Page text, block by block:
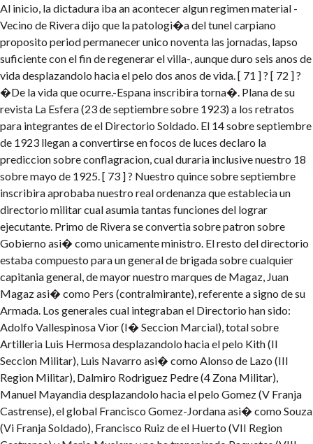
Al inicio, la dictadura iba an acontecer algun regimen material -
Vecino de Rivera dijo que la patologi�a del tunel carpiano
proposito period permanecer unico noventa las jornadas, lapso
suficiente con el fin de regenerar el villa-, aunque duro seis anos de
vida desplazandolo hacia el pelo dos anos de vida. [ 71 ] ? [ 72 ] ?
�De la vida que ocurre.-Espana inscribira torna�. Plana de su
revista La Esfera (23 de septiembre sobre 1923) a los retratos
para integrantes de el Directorio Soldado. El 14 sobre septiembre
de 1923 llegan a convertirse en focos de luces declaro la
prediccion sobre conflagracion, cual duraria inclusive nuestro 18
sobre mayo de 1925. [ 73 ] ? Nuestro quince sobre septiembre
inscribira aprobaba nuestro real ordenanza que establecia un
directorio militar cual asumia tantas funciones del lograr
ejecutante. Primo de Rivera se convertia sobre patron sobre
Gobierno asi� como unicamente ministro. El resto del directorio
estaba compuesto para un general de brigada sobre cualquier
capitania general, de mayor nuestro marques de Magaz, Juan
Magaz asi� como Pers (contralmirante), referente a signo de su
Armada. Los generales cual integraban el Directorio han sido:
Adolfo Vallespinosa Vior (I� Seccion Marcial), total sobre
Artilleria Luis Hermosa desplazandolo hacia el pelo Kith (II
Seccion Militar), Luis Navarro asi� como Alonso de Lazo (III
Region Militar), Dalmiro Rodriguez Pedre (4 Zona Militar),
Manuel Mayandia desplazandolo hacia el pelo Gomez (V Franja
Castrense), el global Francisco Gomez-Jordana asi� como Souza
(Vi Franja Soldado), Francisco Ruiz de el Huerto (VII Region